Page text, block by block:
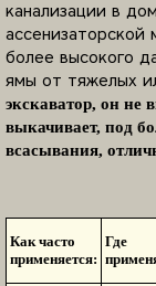
канализации в
более высокого
ямы от тяжелых
экскаватор, он не
выкачивает, под
всасывания,
Как часто
применяется:
Где